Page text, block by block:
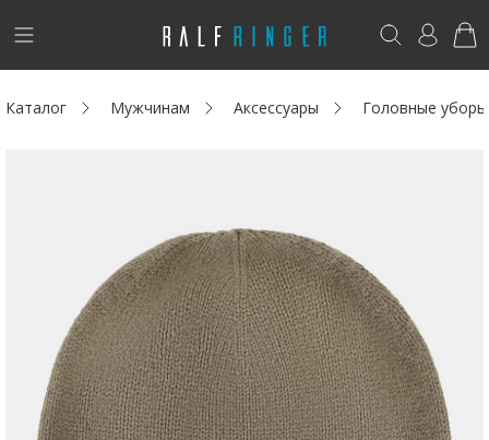
!
Новинки
Капсула
Аутлет
Акции / Новости
Возникли вопросы? - club@ralf.ru
Каталог Мужчинам Аксессуары Головные уборы